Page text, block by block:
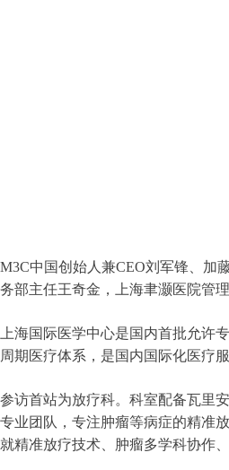
M3C中国创始人兼CEO刘军锋、加
务部主任王奇金，上海聿灏医院管
上海国际医学中心是国内首批允许
周期医疗体系，是国内国际化医疗
参访首站为放疗科。科室配备瓦里
专业团队，专注肿瘤等病症的精准
就精准放疗技术、肿瘤多学科协作